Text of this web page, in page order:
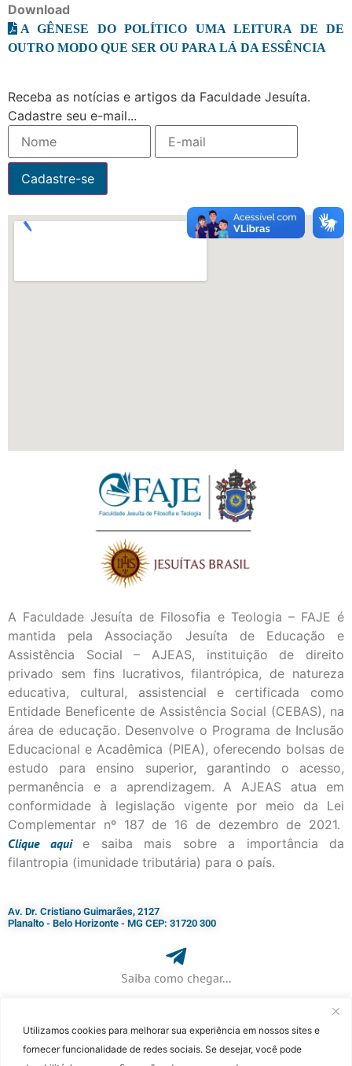
Utilizamos cookies para melhorar sua experiência em nossos sites e
fornecer funcionalidade de redes sociais. Se desejar, você pode
Download
A GÊNESE DO POLÍTICO UMA LEITURA DE DE
OUTRO MODO QUE SER OU PARA LÁ DA ESSÊNCIA
Receba as notícias e artigos da Faculdade Jesuíta.
Cadastre seu e-mail...
A Faculdade Jesuíta de Filosofia e Teologia – FAJE é
mantida pela Associação Jesuíta de Educação e
Assistência Social – AJEAS, instituição de direito
privado sem fins lucrativos, filantrópica, de natureza
educativa, cultural, assistencial e certificada como
Entidade Beneficente de Assistência Social (CEBAS), na
área de educação. Desenvolve o Programa de Inclusão
Educacional e Acadêmica (PIEA), oferecendo bolsas de
estudo para ensino superior, garantindo o acesso,
permanência e a aprendizagem. A AJEAS atua em
conformidade à legislação vigente por meio da Lei
Complementar nº 187 de 16 de dezembro de 2021.
Cliqueaqui
e saiba mais sobre a importância da
filantropia (imunidade tributária) para o país.
Av. Dr. Cristiano Guimarães, 2127
Planalto - Belo Horizonte - MG CEP: 31720 300
Saiba como chegar...
+ 55 (31) 3115-7000​